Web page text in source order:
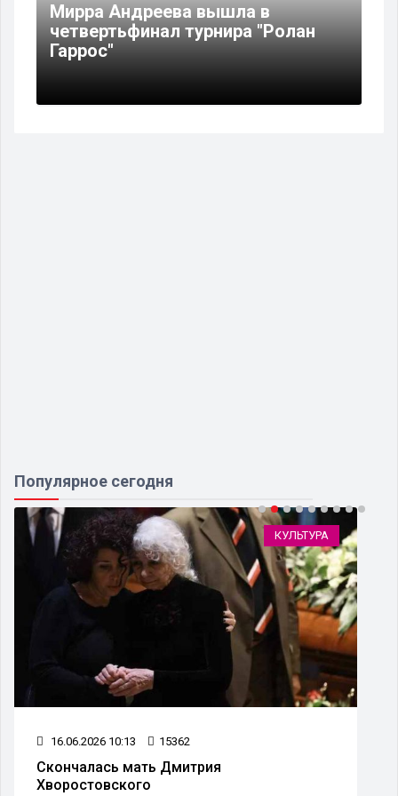
Мирра Андреева вышла в
четвертьфинал турнира "Ролан
Гаррос"
Популярное сегодня
КУЛЬТУРА
16.06.2026 10:13 15362
Скончалась мать Дмитрия
Хворостовского